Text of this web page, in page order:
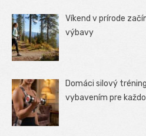
Víkend v prírode
výbavy
Domáci silový
vybavením pre